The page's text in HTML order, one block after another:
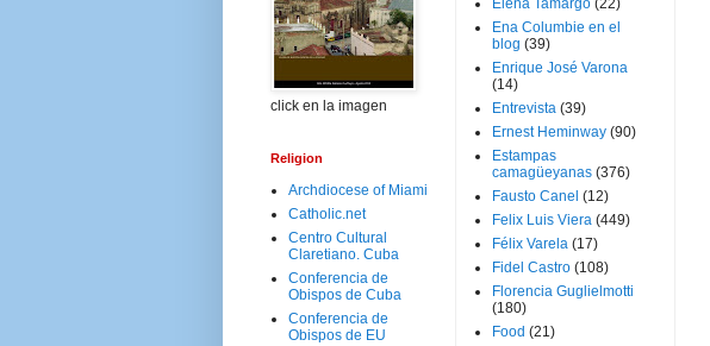
click en la imagen
Religion
Archdiocese of Miami
Catholic.net
Centro Cultural
Claretiano. Cuba
Conferencia de
Obispos de Cuba
Conferencia de
Obispos de EU
Elena Tamargo (22)
Ena Columbie en el
blog (39)
Enrique José Varona
(14)
Entrevista (39)
Ernest Heminway (90)
Estampas
camagüeyanas (376)
Fausto Canel (12)
Felix Luis Viera (449)
Félix Varela (17)
Fidel Castro (108)
Florencia Guglielmotti
(180)
Food (21)